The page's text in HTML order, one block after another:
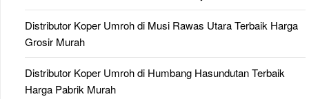
Distributor Koper Umroh di Musi Rawas Utara Terbaik Harga
Grosir Murah
Distributor Koper Umroh di Humbang Hasundutan Terbaik
Harga Pabrik Murah